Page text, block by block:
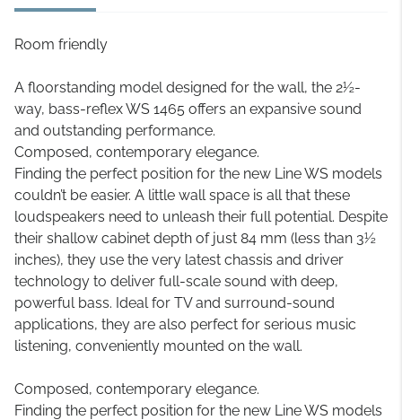
Room friendly
A floorstanding model designed for the wall, the 2½-
way, bass-reflex WS 1465 offers an expansive sound
and outstanding performance.
Composed, contemporary elegance.
Finding the perfect position for the new Line WS models
couldn’t be easier. A little wall space is all that these
loudspeakers need to unleash their full potential. Despite
their shallow cabinet depth of just 84 mm (less than 3½
inches), they use the very latest chassis and driver
technology to deliver full-scale sound with deep,
powerful bass. Ideal for TV and surround-sound
applications, they are also perfect for serious music
listening, conveniently mounted on the wall.
Composed, contemporary elegance.
Finding the perfect position for the new Line WS models